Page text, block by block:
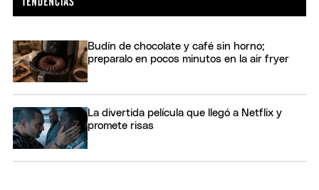
Budín de chocolate y café sin horno;
preparalo en pocos minutos en la air fryer
La divertida película que llegó a Netflix y
promete risas